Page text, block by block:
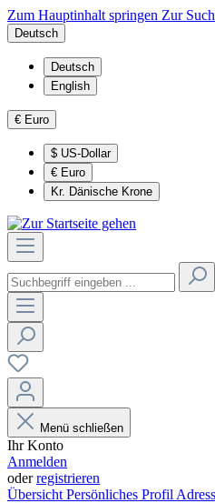
Zum Hauptinhalt springen Zur
Deutsch
Deutsch
English
€ Euro
$ US-Dollar
€ Euro
Kr. Dänische Krone
Menü schließen
Ihr Konto
Anmelden
oderregistrieren
Übersicht Persönliches Profil